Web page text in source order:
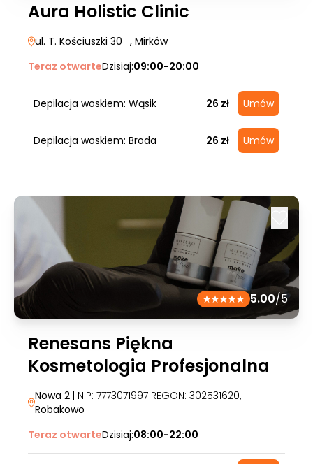
Aura Holistic Clinic
ul. T. Kościuszki 30 , Mirków
Teraz otwarteDzisiaj:09:00-20:00
Depilacja woskiem: Wąsik 26 zł Umów
Depilacja woskiem: Broda 26 zł Umów
5.00/5
Renesans Piękna
Kosmetologia Profesjonalna
Nowa 2| NIP: 7773071997 REGON: 302531620,
Robakowo
Teraz otwarteDzisiaj:08:00-22:00